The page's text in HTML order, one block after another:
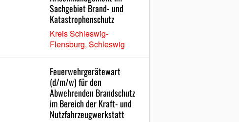
Sachgebiet Brand- und
Katastrophenschutz
Kreis Schleswig-
Flensburg, Schleswig
Feuerwehrgerätewart
(d/m/w) für den
Abwehrenden Brandschutz
im Bereich der Kraft- und
Nutzfahrzeugwerkstatt